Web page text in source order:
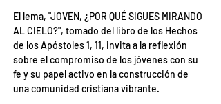
El lema, "JOVEN, ¿POR QUÉ SIGUES MIRANDO
AL CIELO?", tomado del libro de los Hechos
de los Apóstoles 1, 11, invita a la reflexión
sobre el compromiso de los jóvenes con su
fe y su papel activo en la construcción de
una comunidad cristiana vibrante.